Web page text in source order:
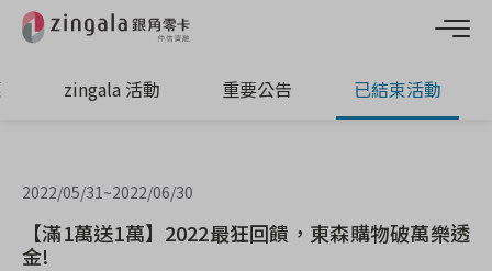
zingala 活動 重要公告 已結束活動
2022/05/31 ~2022/06/30
【滿1萬送1萬】2022最狂回饋，東森購物破萬樂透
金!